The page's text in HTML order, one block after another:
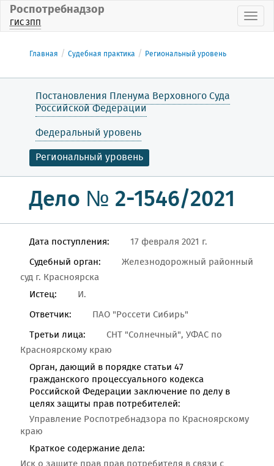
Роспотребнадзор
ГИС ЗПП
Главная Судебная практика Региональный уровень
Постановления Пленума Верховного Суда
Российской Федерации
Федеральный уровень
Региональный уровень
Дело № 2-1546/2021
Дата поступления:
17 февраля 2021 г.
Судебный орган:
Железнодорожный районный
суд г. Красноярска
Истец:
И.
Ответчик:
ПАО "Россети Сибирь"
Третьи лица:
СНТ "Солнечный", УФАС по
Красноярскому краю
Орган, дающий в порядке статьи 47
гражданского процессуального кодекса
Российской Федерации заключение по делу в
целях защиты прав потребителей:
Управление Роспотребнадзора по Красноярскому
краю
Краткое содержание дела: